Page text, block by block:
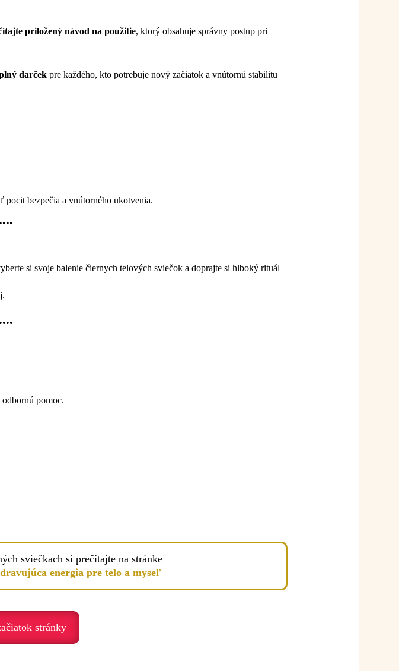
priložený návod na použitie, ktorý obsahuje správny postup pri
darček pre každého, kto potrebuje nový začiatok a vnútornú stabilitu
bezpečia a vnútorného ukotvenia.
si svoje balenie čiernych telových sviečok a doprajte si hlboký rituál
pomoc.
sviečkach si prečítajte na stránke
energia pre telo a myseľ
stránky